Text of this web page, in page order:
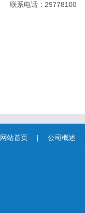
联系电话：29778100
网站首页 | 公司概述